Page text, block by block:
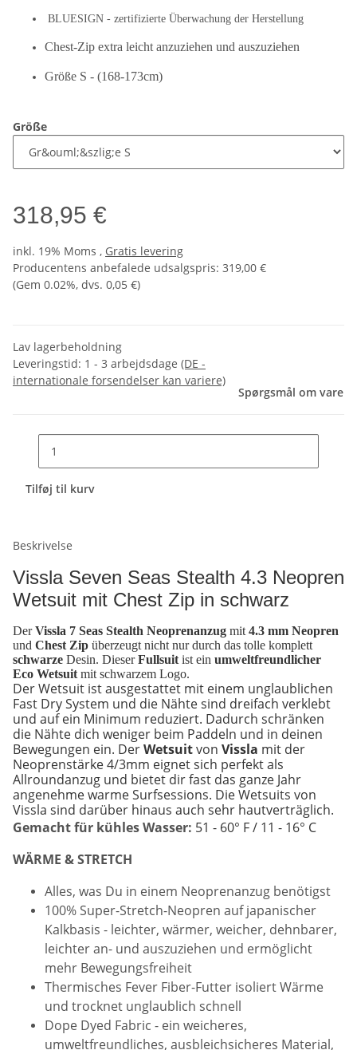
BLUESIGN - zertifizierte Überwachung der Herstellung
Chest-Zip extra leicht anzuziehen und auszuziehen
Größe S - (168-173cm)
Größe
318,95 €
inkl. 19% Moms , Gratis levering
Producentens anbefalede udsalgspris: 319,00 €
(Gem 0.02%, dvs. 0,05 €)
Lav lagerbeholdning
Leveringstid: 1 - 3 arbejdsdage (DE -
internationale forsendelser kan variere)
Spørgsmål om vare
Tilføj til kurv
Beskrivelse
Vissla Seven Seas Stealth 4.3 Neopren
Wetsuit mit Chest Zip in schwarz
DerVissla 7 Seas Stealth Neoprenanzug mit 4.3 mm Neopren
und Chest Zip überzeugt nicht nur durch das tolle komplett
schwarze Desin. DieserFullsuit ist ein umweltfreundlicher
Eco Wetsuit mit schwarzem Logo.
Der Wetsuit ist ausgestattet mit einem unglaublichen
Fast Dry System und die Nähte sind dreifach verklebt
und auf ein Minimum reduziert. Dadurch schränken
die Nähte dich weniger beim Paddeln und in deinen
Bewegungen ein. DerWetsuitvon Vissla mit der
Neoprenstärke 4/3mm eignet sich perfekt als
Allroundanzug und bietet dir fast das ganze Jahr
angenehme warme Surfsessions. Die Wetsuits von
Vissla sind darüber hinaus auch sehr hautverträglich.
Gemacht für kühles Wasser: 51 - 60° F / 11 - 16° C
WÄRME & STRETCH
Alles, was Du in einem Neoprenanzug benötigst
100% Super-Stretch-Neopren auf japanischer
Kalkbasis - leichter, wärmer, weicher, dehnbarer,
leichter an- und auszuziehen und ermöglicht
mehr Bewegungsfreiheit
Thermisches Fever Fiber-Futter isoliert Wärme
und trocknet unglaublich schnell
Dope Dyed Fabric - ein weicheres,
umweltfreundliches, ausbleichsicheres Material,